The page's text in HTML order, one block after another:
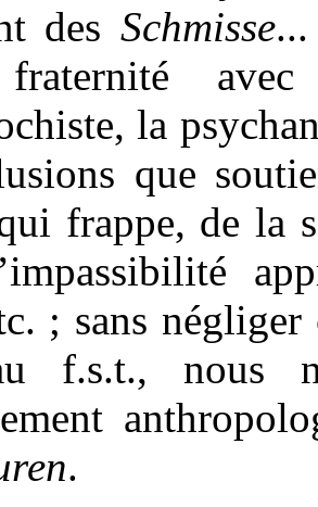
des Schmisse
la
que
frappe, de la
; sans
f.s.t., nous
.